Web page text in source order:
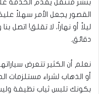
القصور يجعل الأمر سهلاً
ليلاً أو نهاراً، لا تقلق!
دقائق.
نعلم أن الكثير تتعرض
أو الذهاب لشراء مستلزمات
بكونك تلبس ثياب نظيفة